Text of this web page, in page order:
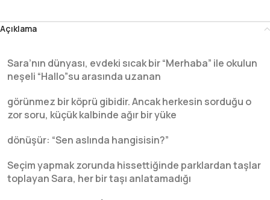
Açıklama
Sara’nın dünyası, evdeki sıcak bir “Merhaba” ile okulun
neşeli “Hallo”su arasında uzanan
görünmez bir köprü gibidir. Ancak herkesin sorduğu o
zor soru, küçük kalbinde ağır bir yüke
dönüşür: “Sen aslında hangisisin?”
Seçim yapmak zorunda hissettiğinde parklardan taşlar
toplayan Sara, her bir taşı anlatamadığı